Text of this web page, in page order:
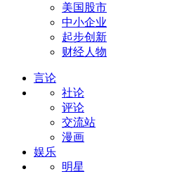
美国股市
中小企业
起步创新
财经人物
言论
社论
评论
交流站
漫画
娱乐
明星